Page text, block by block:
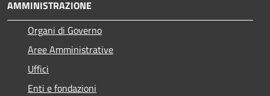
AMMINISTRAZIONE
Organi di Governo
Aree Amministrative
Uffici
Enti e fondazioni